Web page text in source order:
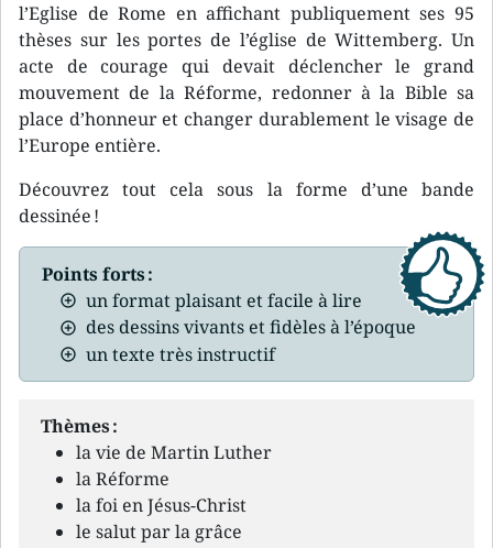
l’Eglise de Rome en affichant publiquement ses 95
thèses sur les portes de l’église de Wittemberg. Un
acte de courage qui devait déclencher le grand
mouvement de la Réforme, redonner à la Bible sa
place d’honneur et changer durablement le visage de
l’Europe entière.
Découvrez tout cela sous la forme d’une bande
dessinée !
Points forts :
un format plaisant et facile à lire
des dessins vivants et fidèles à l’époque
un texte très instructif
Thèmes :
la vie de Martin Luther
la Réforme
la foi en Jésus-Christ
le salut par la grâce